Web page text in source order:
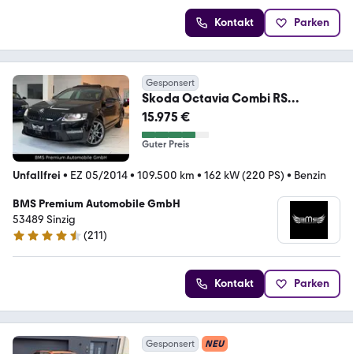
Kontakt Parken
Gesponsert
Skoda Octavia Combi RS
Pano.Aut.Garantie 06.2027
15.975 €
Guter Preis
Unfallfrei • EZ 05/2014• 109.500 km • 162 kW (220 PS) • Benzin
BMS Premium Automobile GmbH
53489 Sinzig
4.6 Sterne
(211)
Kontakt Parken
Gesponsert NEU